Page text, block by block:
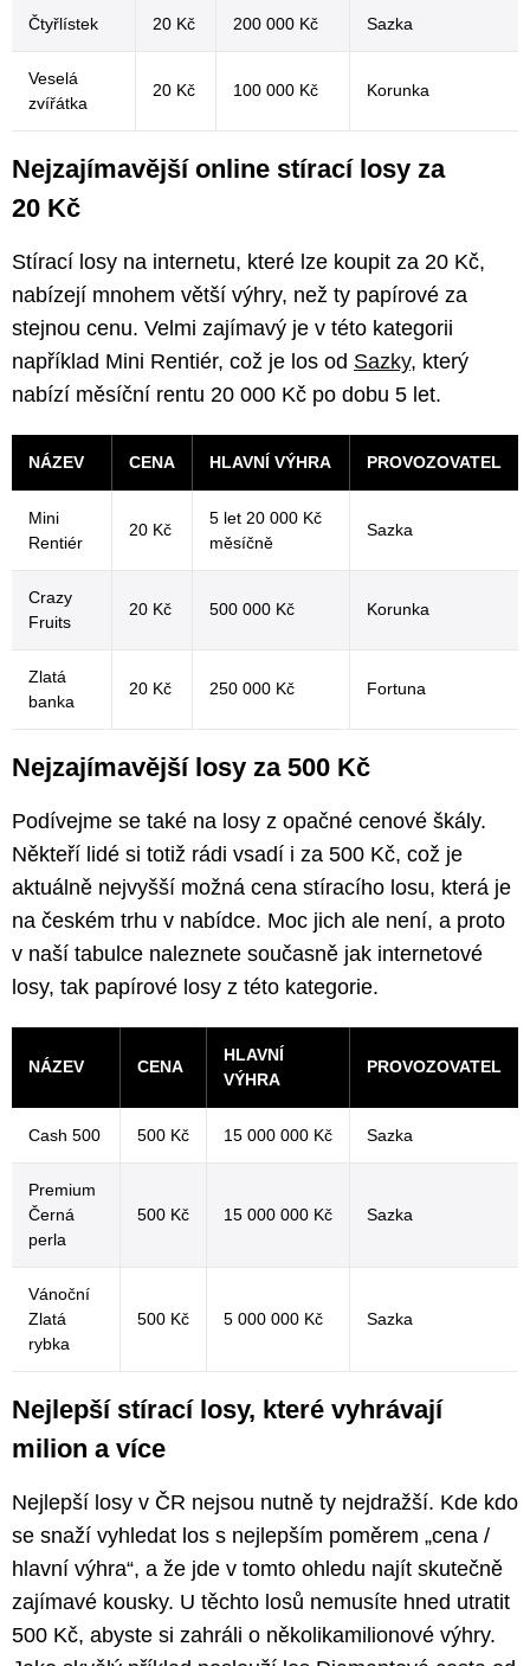
Čtyřlístek 20 Kč 200 000 Kč Sazka
Veselá
zvířátka
20 Kč 100 000 Kč Korunka
Nejzajímavější online stírací losy za
20 Kč
Stírací losy na internetu, které lze koupit za 20 Kč,
nabízejí mnohem větší výhry, než ty papírové za
stejnou cenu. Velmi zajímavý je v této kategorii
například Mini Rentiér, což je los od Sazky, který
nabízí měsíční rentu 20 000 Kč po dobu 5 let.
NÁZEV CENA HLAVNÍ VÝHRA PROVOZOVATEL
Mini
Rentiér
20 Kč
5 let 20 000 Kč
měsíčně
Sazka
Crazy
Fruits
20 Kč 500 000 Kč Korunka
Zlatá
banka
20 Kč 250 000 Kč Fortuna
Nejzajímavější losy za 500 Kč
Podívejme se také na losy z opačné cenové škály.
Někteří lidé si totiž rádi vsadí i za 500 Kč, což je
aktuálně nejvyšší možná cena stíracího losu, která je
na českém trhu v nabídce. Moc jich ale není, a proto
v naší tabulce naleznete současně jak internetové
losy, tak papírové losy z této kategorie.
NÁZEV CENA
HLAVNÍ
VÝHRA
PROVOZOVATEL
Cash 500 500 Kč 15 000 000 Kč Sazka
Premium
Černá
perla
500 Kč 15 000 000 Kč Sazka
Vánoční
Zlatá
rybka
500 Kč 5 000 000 Kč Sazka
Nejlepší stírací losy, které vyhrávají
milion a více
Nejlepší losy v ČR nejsou nutně ty nejdražší. Kde kdo
se snaží vyhledat los s nejlepším poměrem „cena /
hlavní výhra“, a že jde v tomto ohledu najít skutečně
zajímavé kousky. U těchto losů nemusíte hned utratit
500 Kč, abyste si zahráli o několikamilionové výhry.